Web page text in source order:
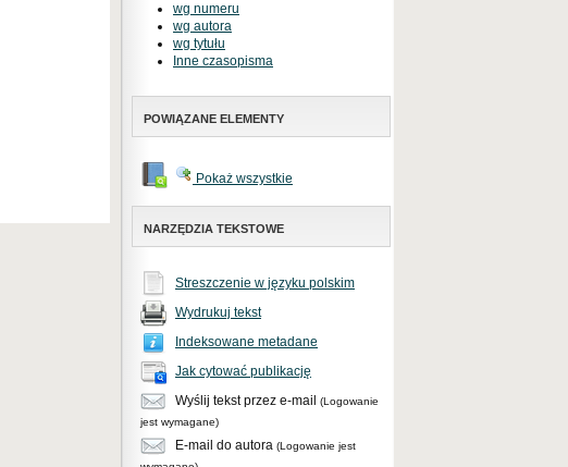
wg numeru
wg autora
wg tytułu
Inne czasopisma
POWIĄZANE ELEMENTY
Pokaż wszystkie
NARZĘDZIA TEKSTOWE
Streszczenie w języku polskim
Wydrukuj tekst
Indeksowane metadane
Jak cytować publikację
Wyślij tekst przez e-mail
(Logowanie
jest wymagane)
E-mail do autora (Logowanie jest